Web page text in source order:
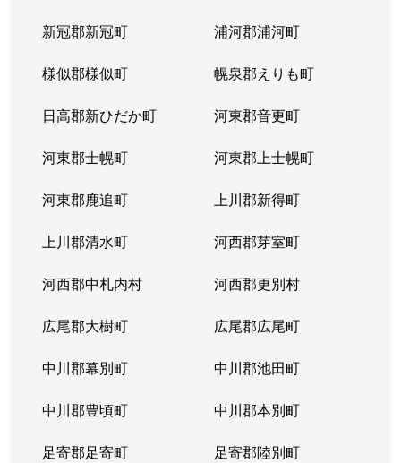
新冠郡新冠町 浦河郡浦河町
様似郡様似町 幌泉郡えりも町
日高郡新ひだか町 河東郡音更町
河東郡士幌町 河東郡上士幌町
河東郡鹿追町 上川郡新得町
上川郡清水町 河西郡芽室町
河西郡中札内村 河西郡更別村
広尾郡大樹町 広尾郡広尾町
中川郡幕別町 中川郡池田町
中川郡豊頃町 中川郡本別町
足寄郡足寄町 足寄郡陸別町